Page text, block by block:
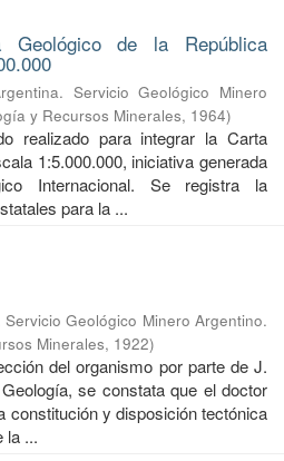
Geológico de la República
Servicio Geológico Minero
y Recursos Minerales, 1964)
realizado para integrar la Carta
1:5.000.000, iniciativa generada
Internacional. Se registra la
para la ...
Servicio Geológico Minero Argentino.
Minerales, 1922)
del organismo por parte de J.
se constata que el doctor
constitución y disposición tectónica
la ...